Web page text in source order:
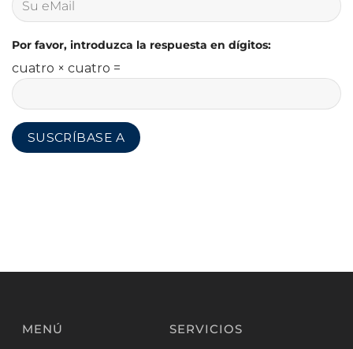
Por favor, introduzca la respuesta en dígitos:
cuatro × cuatro =
MENÚ SERVICIOS